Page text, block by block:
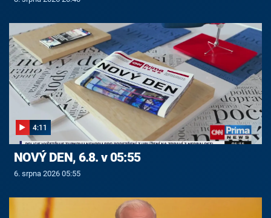
4:11
NOVÝ DEN, 6.8. v 05:55
6. srpna 2026 05:55